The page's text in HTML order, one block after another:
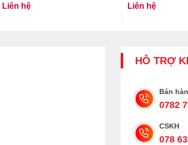
Liên hệ Liên hệ
HỖ TRỢ
Bán
0782
CSKH
078